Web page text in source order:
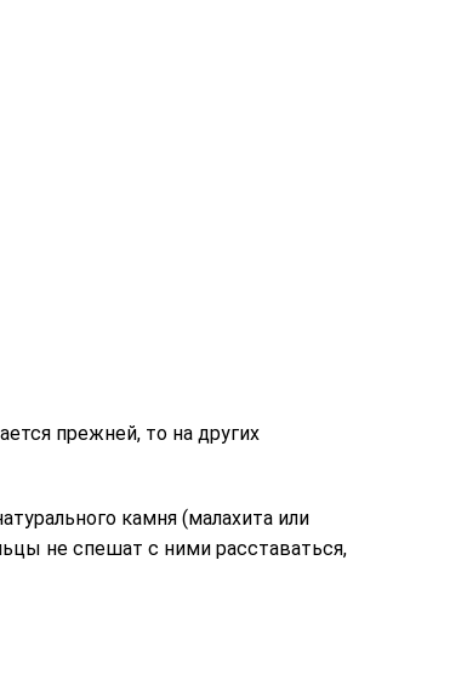
прежней, то на других
камня (малахита или
не спешат с ними расставаться,